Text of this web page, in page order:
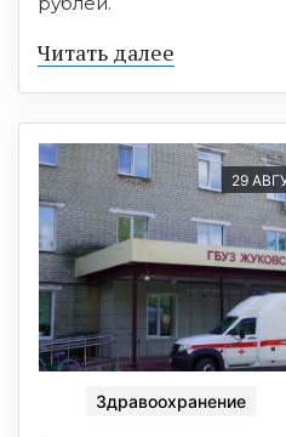
Читать далее
29
Здравоохранение